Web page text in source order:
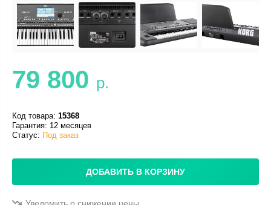
79 800 р.
Код товара: 15368
Гарантия: 12 месяцев
Статус: Под заказ
ДОБАВИТЬ В КОРЗИНУ
Уведомить о снижении цены